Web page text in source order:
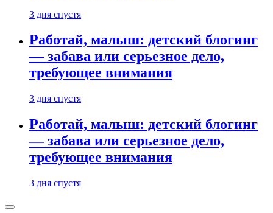
3 дня спустя
Работай, малыш: детский блогинг
— забава или серьезное дело,
требующее внимания
3 дня спустя
Работай, малыш: детский блогинг
— забава или серьезное дело,
требующее внимания
3 дня спустя